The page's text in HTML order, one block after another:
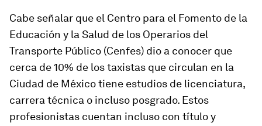
Cabe señalar que el Centro para el Fomento de la
Educación y la Salud de los Operarios del
Transporte Público (Cenfes) dio a conocer que
cerca de 10% de los taxistas que circulan en la
Ciudad de México tiene estudios de licenciatura,
carrera técnica o incluso posgrado. Estos
profesionistas cuentan incluso con título y